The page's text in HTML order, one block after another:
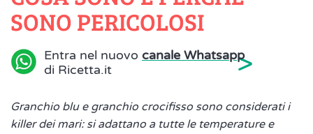
SONO PERICOLOSI
Entra nel nuovo canale Whatsapp
di Ricetta.it
>
Granchio blu e granchio crocifisso sono considerati i
killer dei mari: si adattano a tutte le temperature e